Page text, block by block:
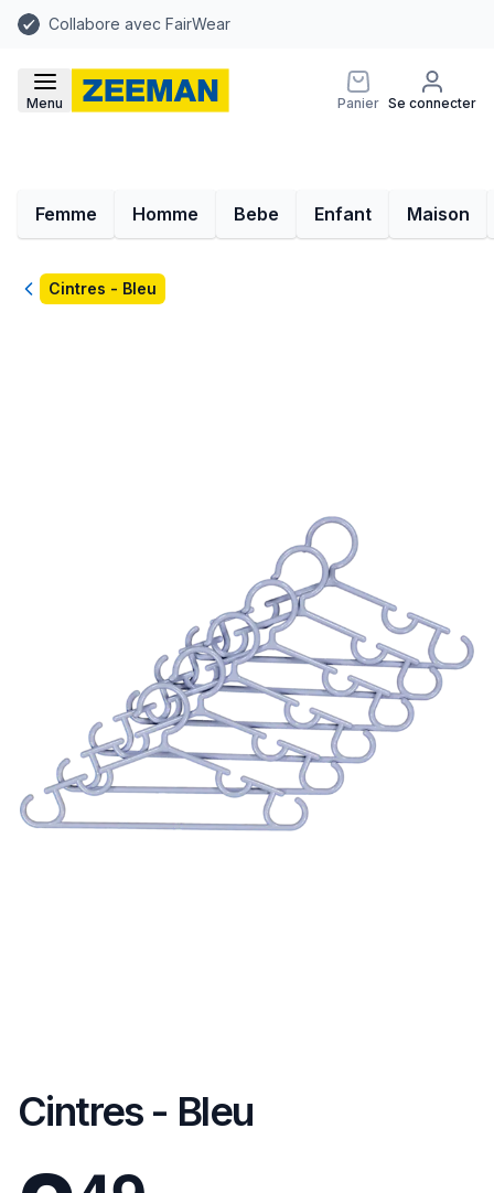
Collabore avec FairWear
Menu Panier Se connecter
Femme Homme Bebe Enfant Maison
RetourCintres - Bleu
Cintres - Bleu